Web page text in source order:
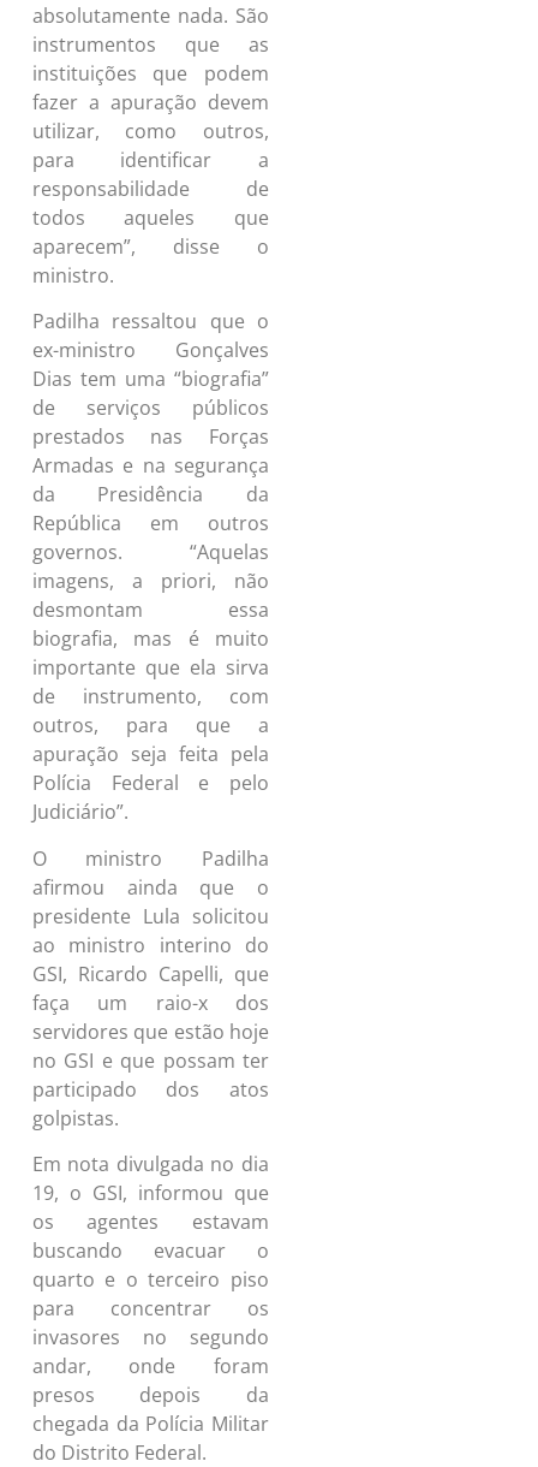
absolutamente nada. São
instrumentos que as
instituições que podem
fazer a apuração devem
utilizar, como outros,
para identificar a
responsabilidade de
todos aqueles que
aparecem”, disse o
ministro.
Padilha ressaltou que o
ex-ministro Gonçalves
Dias tem uma “biografia”
de serviços públicos
prestados nas Forças
Armadas e na segurança
da Presidência da
República em outros
governos. “Aquelas
imagens, a priori, não
desmontam essa
biografia, mas é muito
importante que ela sirva
de instrumento, com
outros, para que a
apuração seja feita pela
Polícia Federal e pelo
Judiciário”.
O ministro Padilha
afirmou ainda que o
presidente Lula solicitou
ao ministro interino do
GSI, Ricardo Capelli, que
faça um raio-x dos
servidores que estão hoje
no GSI e que possam ter
participado dos atos
golpistas.
Em nota divulgada no dia
19, o GSI, informou que
os agentes estavam
buscando evacuar o
quarto e o terceiro piso
para concentrar os
invasores no segundo
andar, onde foram
presos depois da
chegada da Polícia Militar
do Distrito Federal.